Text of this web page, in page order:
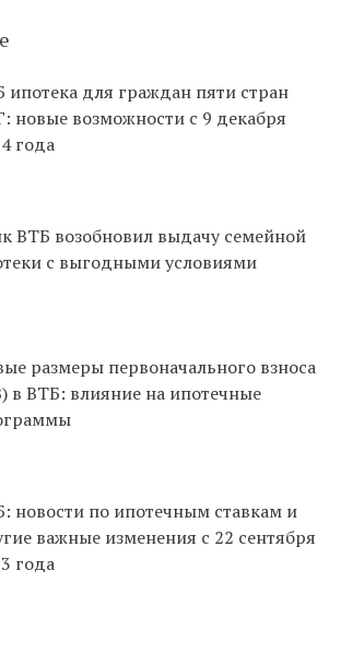
ипотека для граждан пяти стран
новые возможности с 9 декабря
года
ВТБ возобновил выдачу семейной
с выгодными условиями
размеры первоначального взноса
в ВТБ: влияние на ипотечные
новости по ипотечным ставкам и
важные изменения с 22 сентября
года